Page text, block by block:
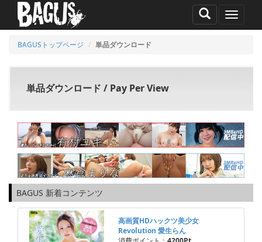
MENU
BAGUSトップページ 単品ダウンロード
単品ダウンロード / Pay Per View
BAGUS 新着コンテンツ
高画質HDハックツ美少女
Revolution 愛生らん